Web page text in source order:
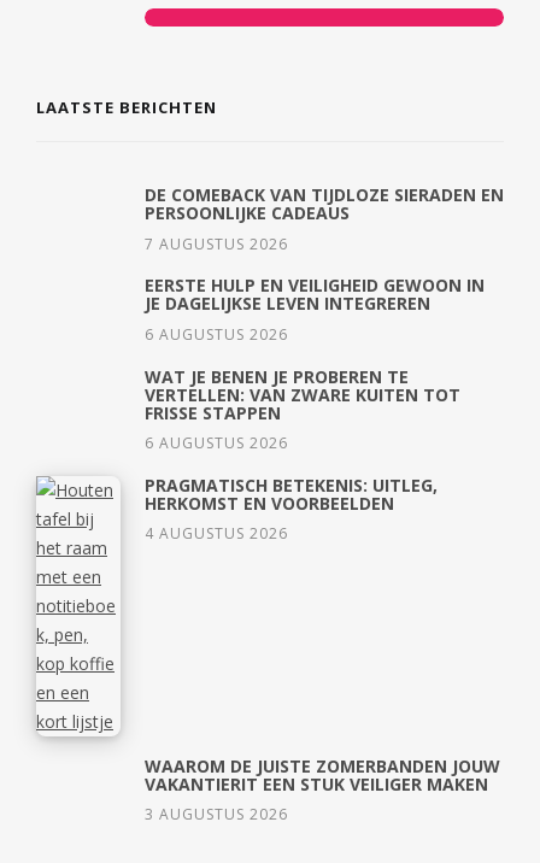
LAATSTE BERICHTEN
DE COMEBACK VAN TIJDLOZE SIERADEN EN
PERSOONLIJKE CADEAUS
7 AUGUSTUS 2026
EERSTE HULP EN VEILIGHEID GEWOON IN
JE DAGELIJKSE LEVEN INTEGREREN
6 AUGUSTUS 2026
WAT JE BENEN JE PROBEREN TE
VERTELLEN: VAN ZWARE KUITEN TOT
FRISSE STAPPEN
6 AUGUSTUS 2026
PRAGMATISCH BETEKENIS: UITLEG,
HERKOMST EN VOORBEELDEN
4 AUGUSTUS 2026
WAAROM DE JUISTE ZOMERBANDEN JOUW
VAKANTIERIT EEN STUK VEILIGER MAKEN
3 AUGUSTUS 2026